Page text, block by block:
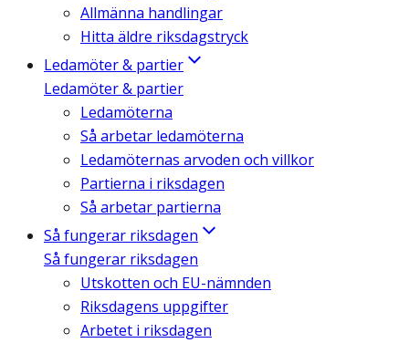
Allmänna handlingar
Hitta äldre riksdagstryck
Ledamöter & partier
Ledamöter & partier
Ledamöterna
Så arbetar ledamöterna
Ledamöternas arvoden och villkor
Partierna i riksdagen
Så arbetar partierna
Så fungerar riksdagen
Så fungerar riksdagen
Utskotten och EU-nämnden
Riksdagens uppgifter
Arbetet i riksdagen